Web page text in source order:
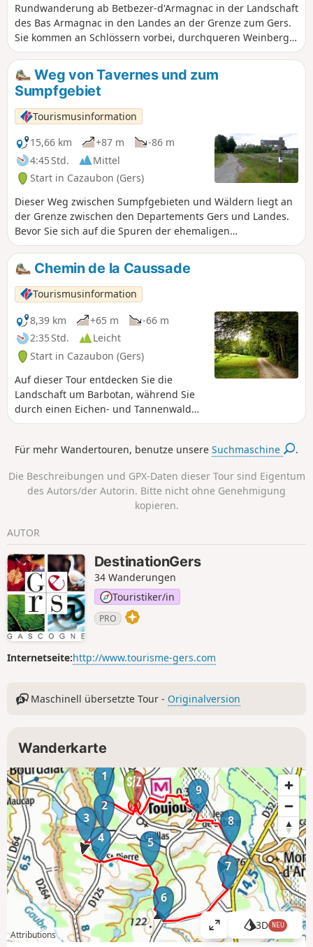
Rundwanderung ab Betbezer-d'Armagnac in der Landschaft
des Bas Armagnac in den Landes an der Grenze zum Gers.
Sie kommen an Schlössern vorbei, durchqueren Weinberge,
bewaldete Täler und Heckenlandschaften und besuchen
das Dorf Saint-Julien-d'Armagnac, das auf einem
Feudalhügel thront. Diese Route ist vom Generalrat der
Landes mit horizontalen Schildern und Richtungswechseln
markiert.
Weg von Tavernes und zum
Sumpfgebiet
Tourismusinformation
15,66 km
+87 m
-86 m
4:45 Std.
Mittel
Start in Cazaubon (Gers)
Dieser Weg zwischen Sumpfgebieten und Wäldern liegt an
der Grenze zwischen den Departements Gers und Landes.
Bevor Sie sich auf die Spuren der ehemaligen
Eisenbahnstrecke begeben, die heute als „Voie Verte du
Marsan et de l'Armagnac“ bekannt ist, genießen Sie den
Reichtum unseres Naturerbes.
Chemin de la Caussade
Tourismusinformation
8,39 km
+65 m
-66 m
2:35 Std.
Leicht
Start in Cazaubon (Gers)
Auf dieser Tour entdecken Sie die
Landschaft um Barbotan, während Sie
durch einen Eichen- und Tannenwald
wandern, um schließlich ins Zentrum
Für mehr Wandertouren, benutze unsereSuchmaschine .
Die Beschreibungen und GPX-Daten dieser Tour sind Eigentum
des Autors/der Autorin. Bitte nicht ohne Genehmigung
kopieren.
AUTOR
DestinationGers
34 Wanderungen
Touristiker/in
PRO
Internetseite:http://www.tourisme-gers.com
Maschinell übersetzte Tour - Originalversion
Wanderkarte
1
2
3
4
5
6
7
8
9
Attributions
K
3D NEU